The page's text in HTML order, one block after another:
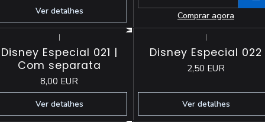
Ver detalhes
Comprar agora
|
Disney Especial 021 |
Com separata
8,00 EUR
Ver detalhes
|
Disney Especial 022
2,50 EUR
Ver detalhes